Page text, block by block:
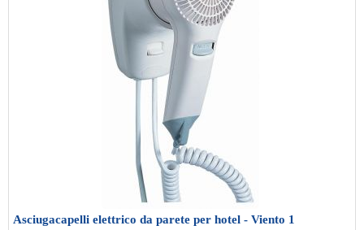
Asciugacapelli elettrico da parete per hotel - Viento 1